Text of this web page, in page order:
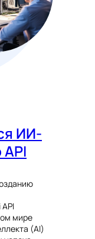
ИИ-
мире
(AI)